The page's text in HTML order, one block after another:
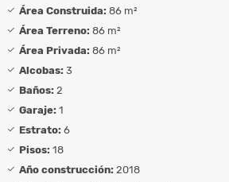
Área Construida: 86 m²
Área Terreno: 86 m²
Área Privada: 86 m²
Alcobas: 3
Baños: 2
Garaje: 1
Estrato: 6
Pisos: 18
Año construcción: 2018